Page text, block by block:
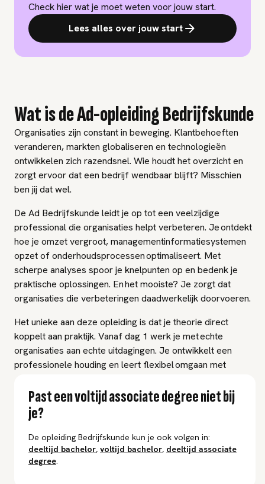
Check hier wat je moet weten voor jouw start.
Lees alles over jouw start
Wat is de Ad-opleiding Bedrijfskunde
Organisaties zijn constant in beweging. Klantbehoeften
veranderen, markten globaliseren en technologieën
ontwikkelen zich razendsnel. Wie houdt het overzicht en
zorgt ervoor dat een bedrijf wendbaar blijft? Misschien
ben jij dat wel.
De Ad Bedrijfskunde leidt je op tot een veelzijdige
professional die organisaties helpt verbeteren. Je ontdekt
hoe je omzet vergroot, managementinformatiesystemen
opzet of onderhoudsprocessen optimaliseert. Met
scherpe analyses spoor je knelpunten op en bedenk je
praktische oplossingen. En het mooiste? Je zorgt dat
organisaties die verbeteringen daadwerkelijk doorvoeren.
Het unieke aan deze opleiding is dat je theorie direct
koppelt aan praktijk. Vanaf dag 1 werk je met echte
organisaties aan echte uitdagingen. Je ontwikkelt een
professionele houding en leert flexibel omgaan met
kracht voor allerlei organisaties.
Past een voltijd associate degree niet bij
je?
De opleiding Bedrijfskunde kun je ook volgen in:
deeltijd bachelor, voltijd bachelor, deeltijd associate
degree.